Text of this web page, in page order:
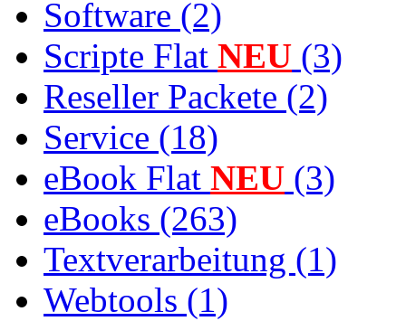
Software (2)
Scripte Flat NEU (3)
Reseller Packete (2)
Service (18)
eBook Flat NEU (3)
eBooks (263)
Textverarbeitung (1)
Webtools (1)